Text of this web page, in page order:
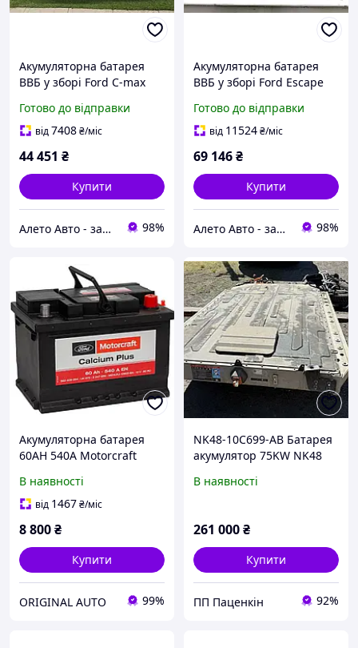
Акумуляторна батарея
ВВБ у зборі Ford C-max
Вольт FM5Z10B759B,
FM5810B759BE
Готово до відправки
від7408₴/міс
44 451 ₴
Купити
Алето Авто - запчастини на авто зі США 98%
Акумуляторна батарея
ВВБ у зборі Ford Escape
1,1 kWh, 27к, 2023, 226В
NZ6Z10B690A,
Готово до відправки
від 11524₴/міс
69 146₴
Купити
Алето Авто - запчастини на авто зі США 98%
Акумуляторна батарея
60AH 540A Motorcraft
Ecosport, Fiesta, Focus,
Fusion, 2247685
В наявності
від 1467₴/міс
8 800₴
Купити
ORIGINAL AUTO 99%
NK48-10C699-AB Батарея
акумулятор 75KW NK48
TRANSIT MK8
В наявності
261 000₴
Купити
ПП Паценкін 92%